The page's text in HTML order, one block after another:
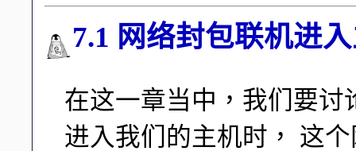
7.1 网络封包联机进
在这一章当中，我们要
进入我们的主机时， 这